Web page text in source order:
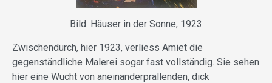
Bild: Häuser in der Sonne, 1923
Zwischendurch, hier 1923, verliess Amiet die
gegenständliche Malerei sogar fast vollständig. Sie sehen
hier eine Wucht von aneinanderprallenden, dick